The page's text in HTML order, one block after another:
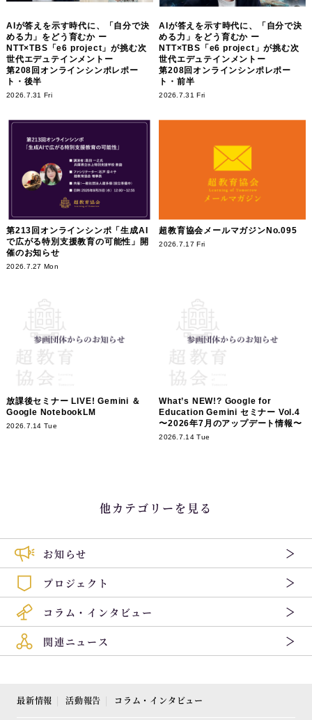
AIが答えを示す時代に、「自分で決
める力」をどう育むか ー
NTT×TBS「e6 project」が挑む次
世代エデュテインメントー
第208回オンラインシンポレポー
ト・後半
2026.7.31 Fri
AIが答えを示す時代に、「自分で決
める力」をどう育むか ー
NTT×TBS「e6 project」が挑む次
世代エデュテインメントー
第208回オンラインシンポレポー
ト・前半
2026.7.31 Fri
第213回オンラインシンポ「生成AI
で広がる特別支援教育の可能性」開
催のお知らせ
2026.7.27 Mon
超教育協会メールマガジンNo.095
2026.7.17 Fri
放課後セミナー LIVE! Gemini ＆
Google NotebookLM
2026.7.14 Tue
What’s NEW!? Google for
Education Gemini セミナー Vol.4
〜2026年7月のアップデート情報〜
2026.7.14 Tue
他カテゴリーを見る
お知らせ
プロジェクト
コラム・インタビュー
関連ニュース
最新情報 活動報告 コラム・インタビュー